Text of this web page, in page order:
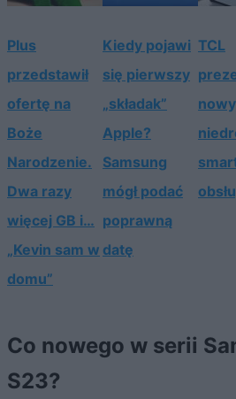
Plus
przedstawił
ofertę na
Boże
Narodzenie.
Dwa razy
więcej GB i…
„Kevin sam w
domu”
Kiedy pojawi
się pierwszy
„składak”
Apple?
Samsung
mógł podać
poprawną
datę
TCL
Co nowego w serii
S23?